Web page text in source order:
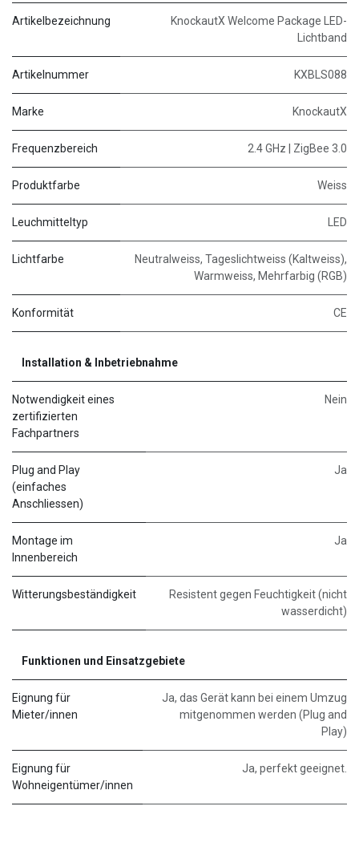
Artikelbezeichnung
KnockautX Welcome Package LED-
Lichtband
Artikelnummer KXBLS088
Marke KnockautX
Frequenzbereich 2.4 GHz | ZigBee 3.0
Produktfarbe Weiss
Leuchmitteltyp LED
Lichtfarbe
Neutralweiss, Tageslichtweiss (Kaltweiss),
Warmweiss, Mehrfarbig (RGB)
Konformität CE
Installation & Inbetriebnahme
Notwendigkeit eines
zertifizierten
Fachpartners
Nein
Plug and Play
(einfaches
Anschliessen)
Ja
Montage im
Innenbereich
Ja
Witterungsbeständigkeit
Resistent gegen Feuchtigkeit (nicht
wasserdicht)
Funktionen und Einsatzgebiete
Eignung für
Mieter/innen
Ja, das Gerät kann bei einem Umzug
mitgenommen werden (Plug and
Play)
Eignung für
Wohneigentümer/innen
Ja, perfekt geeignet.